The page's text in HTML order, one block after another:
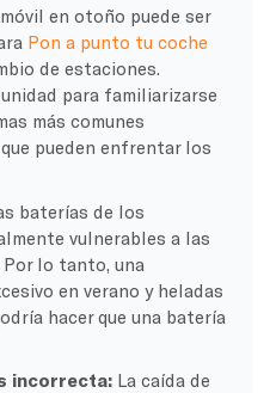
en otoño puede ser
Pon a punto tu coche
de estaciones.
para familiarizarse
más comunes
pueden enfrentar los
baterías de los
vulnerables a las
lo tanto, una
en verano y heladas
hacer que una batería
incorrecta: La caída de